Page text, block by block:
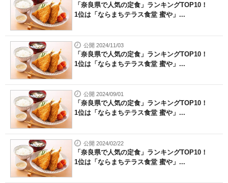
「奈良県で人気の定食」ランキングTOP10！
1位は「ならまちテラス食堂 蜜や」...
公開 2024/11/03
「奈良県で人気の定食」ランキングTOP10！
1位は「ならまちテラス食堂 蜜や」...
公開 2024/09/01
「奈良県で人気の定食」ランキングTOP10！
1位は「ならまちテラス食堂 蜜や」...
公開 2024/02/22
「奈良県で人気の定食」ランキングTOP10！
1位は「ならまちテラス食堂 蜜や」...